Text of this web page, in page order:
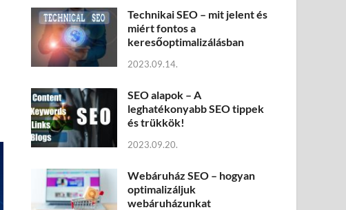
Technikai SEO – mit jelent és
miért fontos a
keresőoptimalizálásban
2023.09.14.
SEO alapok – A
leghatékonyabb SEO tippek
és trükkök!
2023.09.20.
Webáruház SEO – hogyan
optimalizáljuk
webáruházunkat